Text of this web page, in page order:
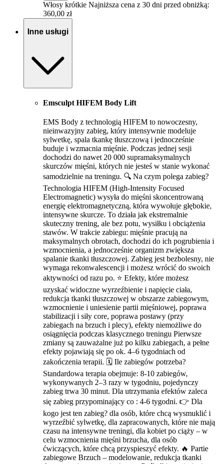
Włosy krótkie Najniższa cena z 30 dni przed obniżką:
360,00 zł
Inne usługi
Emsculpt HIFEM Body Lift
EMS Body z technologią HIFEM to nowoczesny,
nieinwazyjny zabieg, który intensywnie modeluje
sylwetkę, spala tkankę tłuszczową i jednocześnie
buduje i wzmacnia mięśnie. Podczas jednej sesji
dochodzi do nawet 20 000 supramaksymalnych
skurczów mięśni, których nie jesteś w stanie wykonać
samodzielnie na treningu. 🔍 Na czym polega zabieg?
Technologia HIFEM (High-Intensity Focused
Electromagnetic) wysyła do mięśni skoncentrowaną
energię elektromagnetyczną, która wywołuje głębokie,
intensywne skurcze. To działa jak ekstremalnie
skuteczny trening, ale bez potu, wysiłku i obciążenia
stawów. W trakcie zabiegu: mięśnie pracują na
maksymalnych obrotach, dochodzi do ich pogrubienia i
wzmocnienia, a jednocześnie organizm zwiększa
spalanie tkanki tłuszczowej. Zabieg jest bezbolesny, nie
wymaga rekonwalescencji i możesz wrócić do swoich
aktywności od razu po. ⭐ Efekty, które możesz
uzyskać widoczne wyrzeźbienie i napięcie ciała,
redukcja tkanki tłuszczowej w obszarze zabiegowym,
wzmocnienie i uniesienie partii mięśniowej, poprawa
stabilizacji i siły core, poprawa postawy (przy
zabiegach na brzuch i plecy), efekty niemożliwe do
osiągnięcia podczas klasycznego treningu Pierwsze
zmiany są zauważalne już po kilku zabiegach, a pełne
efekty pojawiają się po ok. 4–6 tygodniach od
zakończenia terapii. 🗓️ Ile zabiegów potrzeba?
Standardowa terapia obejmuje: 8-10 zabiegów,
wykonywanych 2–3 razy w tygodniu, pojedynczy
zabieg trwa 30 minut. Dla utrzymania efektów zaleca
się zabieg przypominający co : 4-6 tygodni. 👉 Dla
kogo jest ten zabieg? dla osób, które chcą wysmuklić i
wyrzeźbić sylwetkę, dla zapracowanych, które nie mają
czasu na intensywne treningi, dla kobiet po ciąży – w
celu wzmocnienia mięśni brzucha, dla osób
ćwiczących, które chcą przyspieszyć efekty. 🔥 Partie
zabiegowe Brzuch – modelowanie, redukcja tkanki